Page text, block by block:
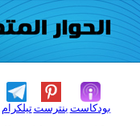
تيلكرامبنترست بودكاست